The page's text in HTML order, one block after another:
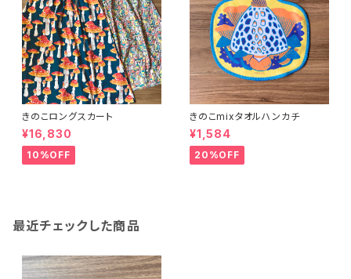
きのこロングスカート
¥16,830
10%OFF
きのこmixタオルハンカチ
¥1,584
20%OFF
最近チェックした商品